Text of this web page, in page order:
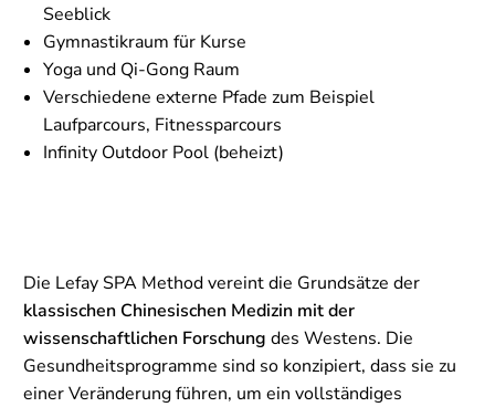
Seeblick
Gymnastikraum für Kurse
Yoga und Qi-Gong Raum
Verschiedene externe Pfade zum Beispiel
Laufparcours, Fitnessparcours
Infinity Outdoor Pool (beheizt)
Die Lefay SPA Method vereint die Grundsätze der
klassischen Chinesischen Medizin mit der
wissenschaftlichen Forschung des Westens. Die
Gesundheitsprogramme sind so konzipiert, dass sie zu
einer Veränderung führen, um ein vollständiges